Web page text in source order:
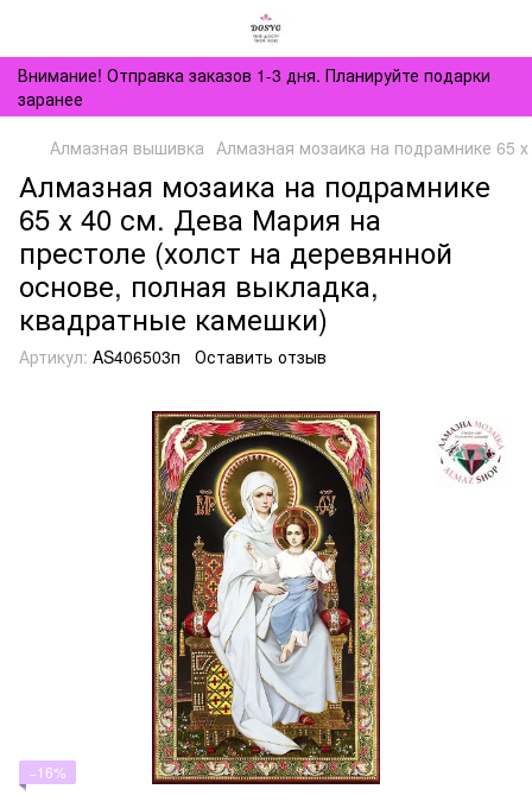
Внимание! Отправка заказов 1-3 дня. Планируйте подарки
заранее
Алмазная вышивка Алмазная мозаика на подрамнике 65
Алмазная мозаика на подрамнике
65 х 40 см. Дева Мария на
престоле (холст на деревянной
основе, полная выкладка,
квадратные камешки)
Артикул: AS406503п Оставить отзыв
−16%